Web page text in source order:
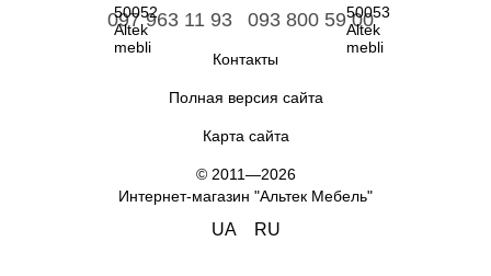
097 963 11 93 093 800 59 00
Контакты
Полная версия сайта
Карта сайта
© 2011—2026
Интернет-магазин "Альтек Мебель"
UA RU